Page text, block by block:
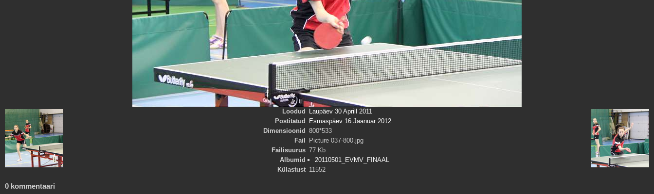
Loodud
Laupäev 30 Aprill 2011
Postitatud
Esmaspäev 16 Jaanuar 2012
Dimensioonid 800*533
Fail
Picture 037-800.jpg
Failisuurus 77 Kb
Albumid
20110501_EVMV_FINAAL
Külastust 11552
0 kommentaari